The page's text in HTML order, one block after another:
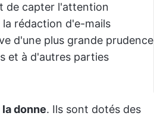
de capter l'attention
la rédaction d'e-mails
d'une plus grande prudence
et à d'autres parties
donne. Ils sont dotés des